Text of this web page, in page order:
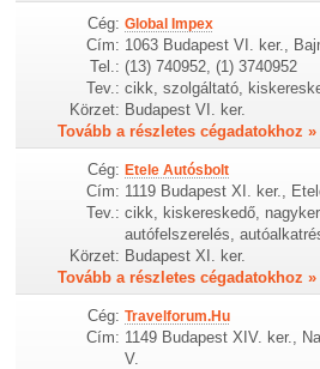
Cég: Global Impex
Cím: 1063 Budapest VI. ker.,
Tel.: (13) 740952, (1) 3740952
Tev.: cikk, szolgáltató,
Körzet: Budapest VI. ker.
Tovább a részletes cégadatokhoz »
Cég: Etele Autósbolt
Cím: 1119 Budapest XI. ker.,
Tev.: cikk, kiskereskedő,
autófelszerelés,
Körzet: Budapest XI. ker.
Tovább a részletes cégadatokhoz »
Cég: Travelforum.Hu
Cím: 1149 Budapest XIV. ker.,
V.